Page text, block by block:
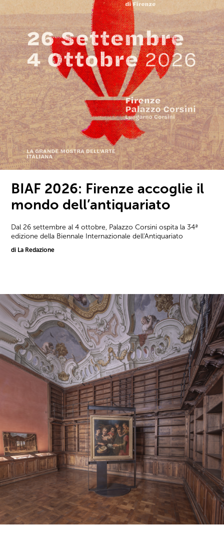
BIAF 2026: Firenze accoglie il
mondo dell’antiquariato
Dal 26 settembre al 4 ottobre, Palazzo Corsini ospita la 34ª
edizione della Biennale Internazionale dell'Antiquariato
di La Redazione